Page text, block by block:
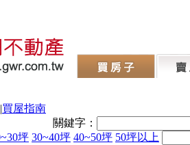
|買屋指南
關鍵字：
坪 30~40坪 40~50坪 50坪以上